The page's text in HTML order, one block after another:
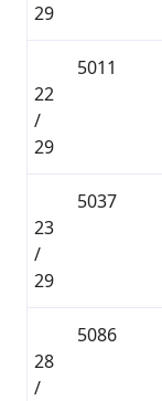
29
22
/
29
5011
23
/
29
5037
28
/
5086